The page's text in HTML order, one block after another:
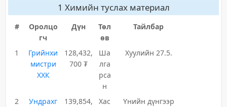
1 Химийн туслах материал
#
Оролцо
гч
Дүн
Төл
өв
Тайлбар
1
Грийнхи
мистри
ХХК
128,432,
700 ₮
Ша
лга
рса
н
Хуулийн 27.5.
2
Ундрахг
139,854,
Хас
Үнийн дүнгээр